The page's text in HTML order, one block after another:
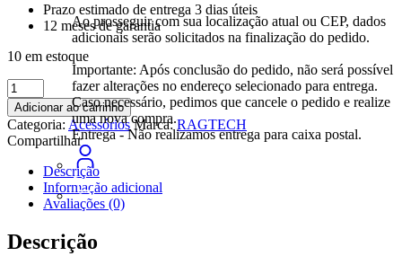
Ao prosseguir com sua localização atual ou CEP, dados
adicionais serão solicitados na finalização do pedido.
Importante: Após conclusão do pedido, não será possível
fazer alterações no endereço selecionado para entrega.
Caso necessário, pedimos que cancele o pedido e realize
uma nova compra.
Entrega - Não realizamos entrega para caixa postal.
Prazo estimado de entrega 3 dias úteis
12 meses de garantia
10 em estoque
Filtro
de
Linha
Home
6
Tomadas
Ragtech
quantidade
Adicionar ao carrinho
Categoria: Acessórios Marca:RAGTECH
Compartilhar
Descrição
Informação adicional
Avaliações (0)
Descrição